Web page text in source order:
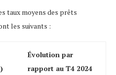
taux moyens des prêts
les suivants :
Évolution par
rapport au T4 2024